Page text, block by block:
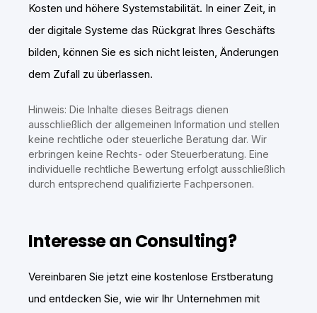
Kosten und höhere Systemstabilität. In einer Zeit, in
der digitale Systeme das Rückgrat Ihres Geschäfts
bilden, können Sie es sich nicht leisten, Änderungen
dem Zufall zu überlassen.
Hinweis: Die Inhalte dieses Beitrags dienen
ausschließlich der allgemeinen Information und stellen
keine rechtliche oder steuerliche Beratung dar. Wir
erbringen keine Rechts- oder Steuerberatung. Eine
individuelle rechtliche Bewertung erfolgt ausschließlich
durch entsprechend qualifizierte Fachpersonen.
Interesse an Consulting?
Vereinbaren Sie jetzt eine kostenlose Erstberatung
und entdecken Sie, wie wir Ihr Unternehmen mit